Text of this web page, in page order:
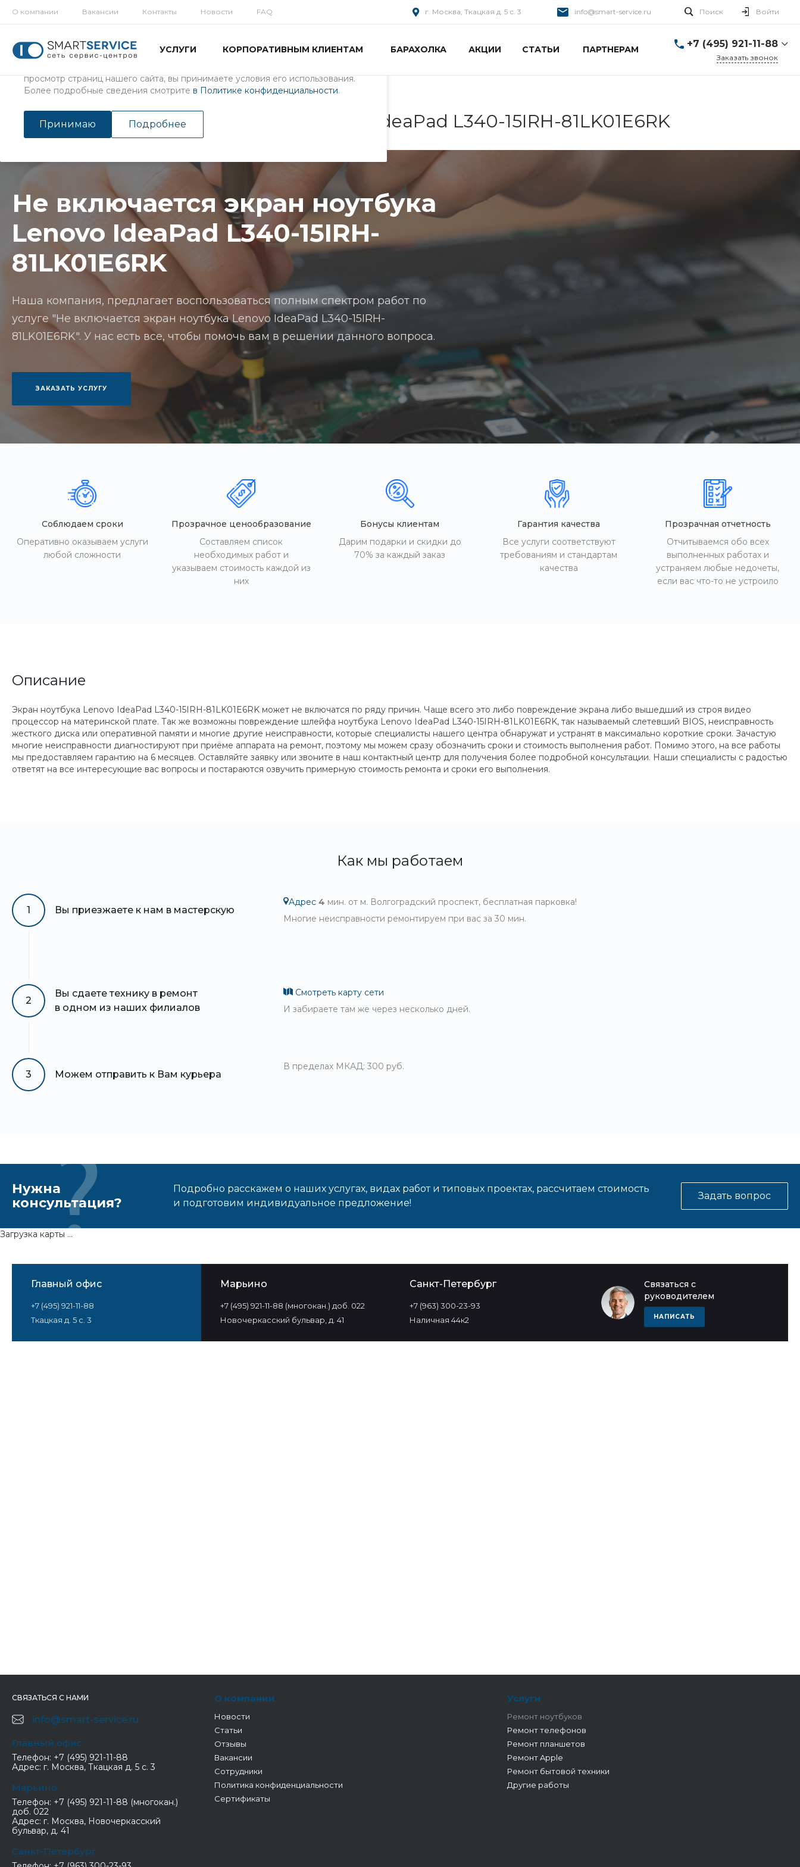
Мы используем файлы cookie, разработанные нашими специалистами и
просмотр страниц нашего сайта, вы принимаете условия его использования.
Более подробные сведения смотрите в Политике конфиденциальности.
Принимаю Подробнее
О компании Вакансии Контакты Новости FAQ г. Москва, Ткацкая д. 5 с. 3 info@smart-service.ru Поиск Войти
УСЛУГИ КОРПОРАТИВНЫМ КЛИЕНТАМ БАРАХОЛКА АКЦИИ СТАТЬИ ПАРТНЕРАМ
+7 (495) 921-11-88
Заказать звонок
Не включается экран ноутбука Lenovo IdeaPad L340-15IRH-81LK01E6RK
Не включается экран ноутбука
Lenovo IdeaPad L340-15IRH-
81LK01E6RK
Наша компания, предлагает воспользоваться полным спектром работ по
услуге "Не включается экран ноутбука Lenovo IdeaPad L340-15IRH-
81LK01E6RK". У нас есть все, чтобы помочь вам в решении данного вопроса.
ЗАКАЗАТЬ УСЛУГУ
Соблюдаем сроки
Оперативно оказываем услуги
любой сложности
Прозрачное ценообразование
Составляем список
необходимых работ и
указываем стоимость каждой из
них
Бонусы клиентам
Дарим подарки и скидки до
70% за каждый заказ
Гарантия качества
Все услуги соответствуют
требованиям и стандартам
качества
Прозрачная отчетность
Отчитываемся обо всех
выполненных работах и
устраняем любые недочеты,
если вас что-то не устроило
Описание
Экран ноутбука Lenovo IdeaPad L340-15IRH-81LK01E6RK может не включатся по ряду причин. Чаще всего это либо повреждение экрана либо вышедший из строя видео
процессор на материнской плате. Так же возможны повреждение шлейфа ноутбука Lenovo IdeaPad L340-15IRH-81LK01E6RK, так называемый слетевший BIOS, неисправность
жесткого диска или оперативной памяти и многие другие неисправности, которые специалисты нашего центра обнаружат и устранят в максимально короткие сроки. Зачастую
многие неисправности диагностируют при приёме аппарата на ремонт, поэтому мы можем сразу обозначить сроки и стоимость выполнения работ. Помимо этого, на все работы
мы предоставляем гарантию на 6 месяцев. Оставляйте заявку или звоните в наш контактный центр для получения более подробной консультации. Наши специалисты с радостью
ответят на все интересующие вас вопросы и постараются озвучить примерную стоимость ремонта и сроки его выполнения.
Как мы работаем
1 Вы приезжаете к нам в мастерскую
Адрес 4 мин. от м. Волгоградский проспект, бесплатная парковка!
Многие неисправности ремонтируем при вас за 30 мин.
2
Вы сдаете технику в ремонт
в одном из наших филиалов
Смотреть карту сети
И забираете там же через несколько дней.
3 Можем отправить к Вам курьера
В пределах МКАД: 300 руб.
Нужна
консультация?
Подробно расскажем о наших услугах, видах работ и типовых проектах, рассчитаем стоимость
и подготовим индивидуальное предложение!
Задать вопрос
Связаться с
руководителем
НАПИСАТЬ
Главный офис
+7 (495) 921-11-88
Ткацкая д. 5 с. 3
Марьино
+7 (495) 921-11-88 (многокан.) доб. 022
Новочеркасский бульвар, д. 41
Санкт-Петербург
+7 (963) 300-23-93
Наличная 44к2
Загрузка карты ...
СВЯЗАТЬСЯ С НАМИ
info@smart-service.ru
Главный офис
Телефон: +7 (495) 921-11-88
Адрес: г. Москва, Ткацкая д. 5 с. 3
Марьино
Телефон: +7 (495) 921-11-88 (многокан.)
доб. 022
Адрес: г. Москва, Новочеркасский
бульвар, д. 41
Санкт-Петербург
О компании
Новости
Статьи
Отзывы
Вакансии
Сотрудники
Политика конфиденциальности
Сертификаты
Услуги
Ремонт ноутбуков
Ремонт телефонов
Ремонт планшетов
Ремонт Apple
Ремонт бытовой техники
Другие работы